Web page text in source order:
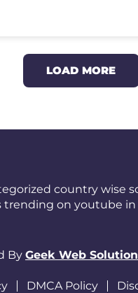
LOAD MORE
country wise
trending on youtube
By Geek Web Solution
DMCA Policy